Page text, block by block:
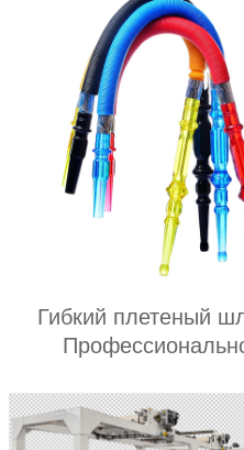
Гибкий плетеный